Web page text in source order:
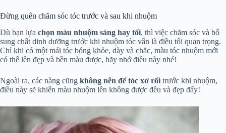
Đừng quên chăm sóc tóc trước và sau khi nhuộm
Dù bạn lựa chọn màu nhuộm sáng hay tối, thì việc chăm sóc và bổ
sung chất dinh dưỡng trước khi nhuộm tóc vẫn là điều tối quan trọng.
Chỉ khi có một mái tóc bóng khỏe, dày và chắc, màu tóc nhuộm mới
có thể lên đẹp và bền màu được, hãy nhớ điều này nhé!
Ngoài ra, các nàng cũng không nên để tóc xơ rối trước khi nhuộm,
điều này sẽ khiến màu nhuộm lên không được đều và đẹp đấy!